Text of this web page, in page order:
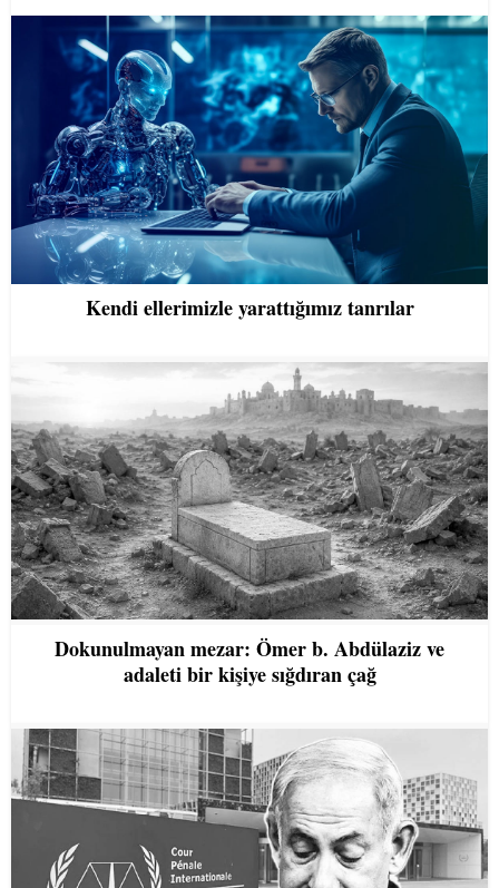
Kendi ellerimizle yarattığımız tanrılar
Dokunulmayan mezar: Ömer b. Abdülaziz ve
adaleti bir kişiye sığdıran çağ